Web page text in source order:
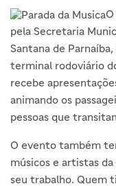
pela Secretaria
Santana de
terminal rodoviário
recebe
animando os
pessoas que
O evento também
músicos e artistas
seu trabalho. Quem